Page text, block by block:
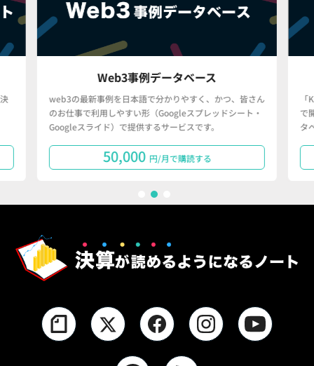
Web3事例データベース
web3の最新事例を日本語で分かりやすく、かつ、皆さん
のお仕事で利用しやすい形（Googleスプレッドシート・
Googleスライド）で提供するサービスです。
50,000 円/月で購読する
で
タ